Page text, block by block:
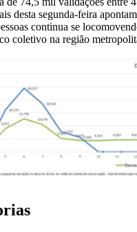
desta segunda-feira
continua se
coletivo na região